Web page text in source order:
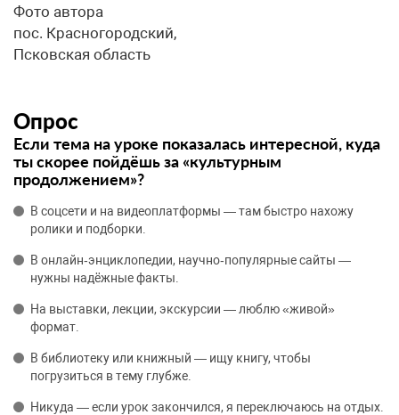
Фото автора
пос. Красногородский,
Псковская область
Опрос
Если тема на уроке показалась интересной, куда
ты скорее пойдёшь за «культурным
продолжением»?
В соцсети и на видеоплатформы — там быстро нахожу
ролики и подборки.
В онлайн‑энциклопедии, научно‑популярные сайты —
нужны надёжные факты.
На выставки, лекции, экскурсии — люблю «живой»
формат.
В библиотеку или книжный — ищу книгу, чтобы
погрузиться в тему глубже.
Никуда — если урок закончился, я переключаюсь на отдых.